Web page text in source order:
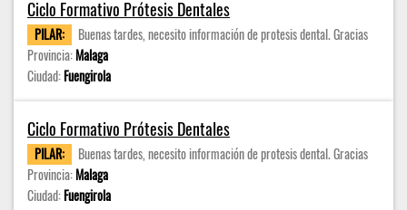
Ciclo Formativo Prótesis Dentales
PILAR:
Buenas tardes, necesito información de protesis dental. Gracias
Provincia:Malaga
Ciudad:Fuengirola
Ciclo Formativo Prótesis Dentales
PILAR:
Buenas tardes, necesito información de protesis dental. Gracias
Provincia:Malaga
Ciudad:Fuengirola